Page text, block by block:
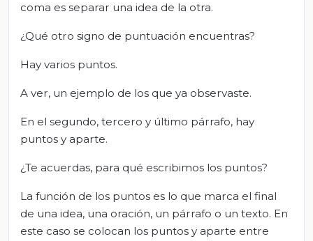
coma es separar una idea de la otra.
¿Qué otro signo de puntuación encuentras?
Hay varios puntos.
A ver, un ejemplo de los que ya observaste.
En el segundo, tercero y último párrafo, hay
puntos y aparte.
¿Te acuerdas, para qué escribimos los puntos?
La función de los puntos es lo que marca el final
de una idea, una oración, un párrafo o un texto. En
este caso se colocan los puntos y aparte entre